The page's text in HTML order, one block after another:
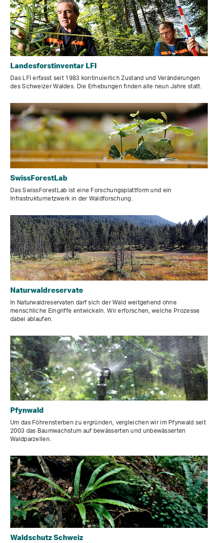
Landesforstinventar LFI
Das LFI erfasst seit 1983 kontinuierlich Zustand und Veränderungen
des Schweizer Waldes. Die Erhebungen finden alle neun Jahre statt.
SwissForestLab
Das SwissForestLab ist eine Forschungsplattform und ein
Infrastrukturnetzwerk in der Waldforschung.
Naturwaldreservate
In Naturwaldreservaten darf sich der Wald weitgehend ohne
menschliche Eingriffe entwickeln. Wir erforschen, welche Prozesse
dabei ablaufen.
Pfynwald
Um das Föhrensterben zu ergründen, vergleichen wir im Pfynwald seit
2003 das Baumwachstum auf bewässerten und unbewässerten
Waldparzellen.
Waldschutz Schweiz